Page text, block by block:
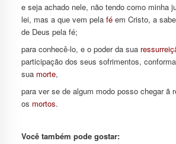
e seja achado nele, não tendo como minha
lei, mas a que vem pela féem Cristo, a
de Deus pela fé;
para conhecê-lo, e o poder da sua
participação dos seus sofrimentos,
sua morte,
para ver se de algum modo posso chegar ã
os mortos.
Você também pode gostar: